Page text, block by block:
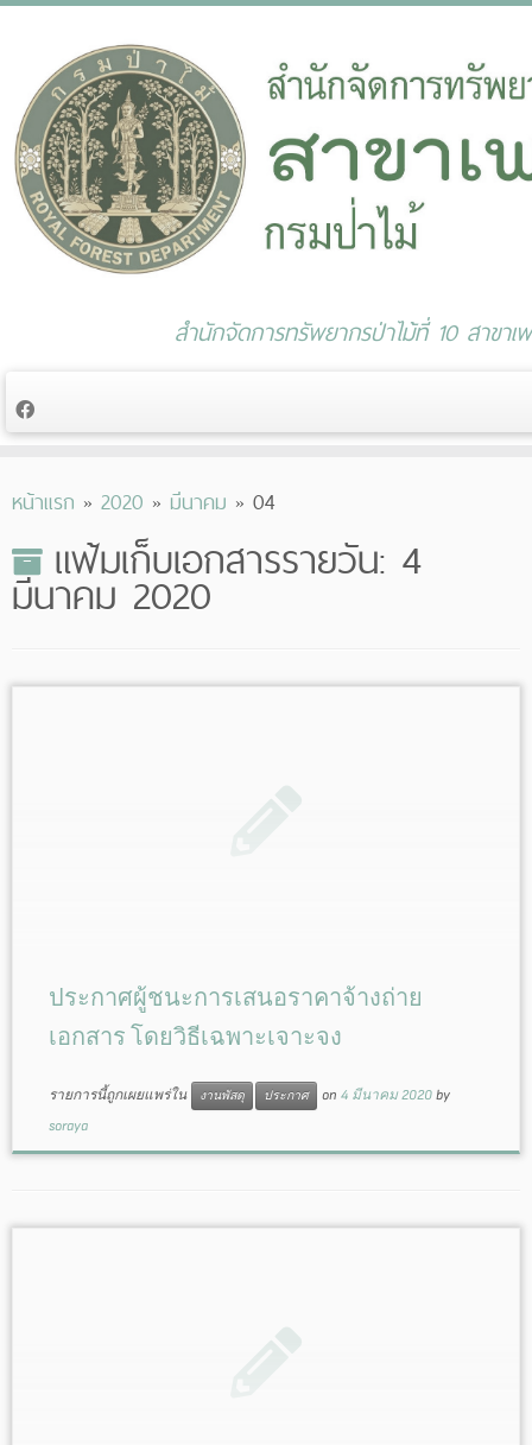
to
สำนักจัดการทรัพยากรป่าไม้ที่ 10 สาขาเ
หน้าแรก » 2020 » มีนาคม » 04
แฟ้มเก็บเอกสารรายวัน: 4
มีนาคม 2020
ประกาศผู้ชนะการเสนอราคาจ้างถ่าย
เอกสาร โดยวิธีเฉพาะเจาะจง
รายการนี้ถูกเผยแพร่ใน งานพัสดุ ประกาศ on 4 มีนาคม 2020 by
soraya